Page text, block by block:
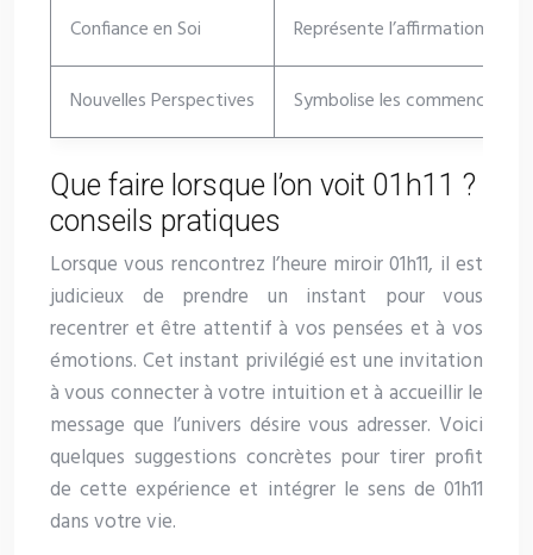
Confiance en Soi Représente l’affirmation et
Nouvelles Perspectives Symbolise les
Que faire lorsque l’on voit 01h11 ?
conseils pratiques
Lorsque vous rencontrez l’heure miroir 01h11, il est
judicieux de prendre un instant pour vous
recentrer et être attentif à vos pensées et à vos
émotions. Cet instant privilégié est une invitation
à vous connecter à votre intuition et à accueillir le
message que l’univers désire vous adresser. Voici
quelques suggestions concrètes pour tirer profit
de cette expérience et intégrer le sens de 01h11
dans votre vie.